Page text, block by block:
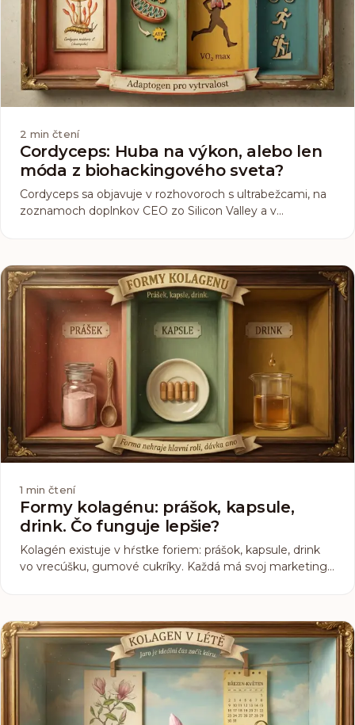
2 min čtení
Cordyceps: Huba na výkon, alebo len
móda z biohackingového sveta?
Cordyceps sa objavuje v rozhovoroch s ultrabežcami, na
zoznamoch doplnkov CEO zo Silicon Valley a v
1 min čtení
Formy kolagénu: prášok, kapsule,
drink. Čo funguje lepšie?
Kolagén existuje v hŕstke foriem: prášok, kapsule, drink
vo vrecúšku, gumové cukríky. Každá má svoj marketing.